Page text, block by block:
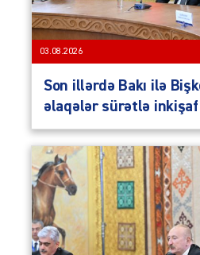
03.08.2026
Son illərdə Bakı ilə
əlaqələr sürətlə inkişaf